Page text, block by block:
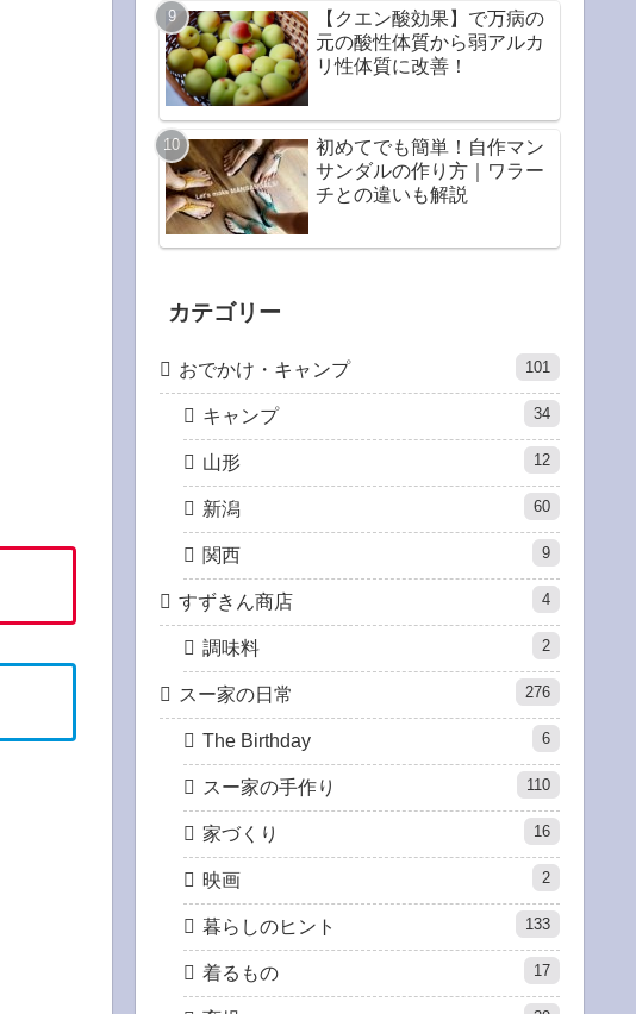
【クエン酸効果】で万病の
元の酸性体質から弱アルカ
リ性体質に改善！
初めてでも簡単！自作マン
サンダルの作り方｜ワラー
チとの違いも解説
カテゴリー
おでかけ・キャンプ 101
キャンプ 34
山形 12
新潟 60
関西 9
すずきん商店 4
調味料 2
スー家の日常 276
The Birthday 6
スー家の手作り 110
家づくり 16
映画 2
暮らしのヒント 133
着るもの 17